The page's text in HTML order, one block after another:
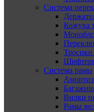
Система
Кожуха
Система рамы
Вилки
Рамы